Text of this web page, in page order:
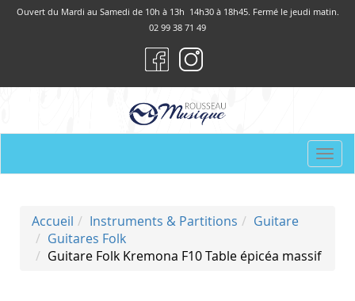
Ouvert du Mardi au Samedi de 10h à 13h 14h30 à 18h45. Fermé le jeudi matin.
02 99 38 71 49
Accueil Instruments & Partitions
Guitare
Guitares Folk
Guitare Folk Kremona F10 Table épicéa massif
Panneau de gestion des cookies